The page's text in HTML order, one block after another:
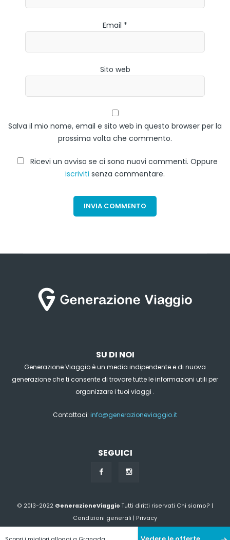
Email *
Sito web
Salva il mio nome, email e sito web in questo browser per la
prossima volta che commento.
Ricevi un avviso se ci sono nuovi commenti. Oppure
iscriviti senza commentare.
SU DI NOI
Generazione Viaggio è un media indipendente e di nuova
generazione che ti consente di trovare tutte le informazioni utili per
organizzare i tuoi viaggi .
Contattaci: info@generazioneviaggio.it
SEGUICI
© 2013-2022 GenerazioneViaggio Tutti diritti riservati Chi siamo? |
Condizioni generali | Privacy